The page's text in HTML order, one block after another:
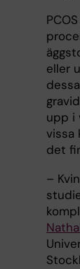
eller
upp i
vissa
det
–